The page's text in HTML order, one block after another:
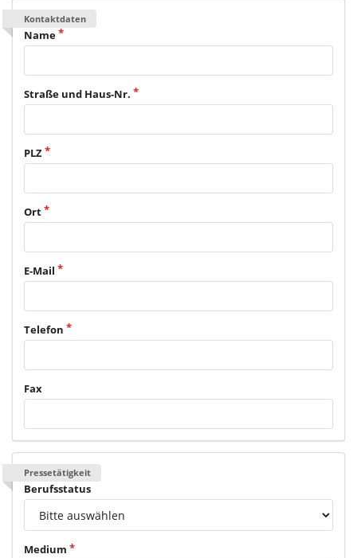
Kontaktdaten
Name
Straße und Haus-Nr.
PLZ
Ort
E-Mail
Telefon
Fax
Pressetätigkeit
Berufsstatus
Medium